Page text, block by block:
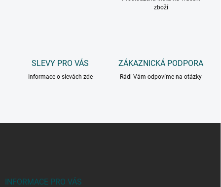
zboží
SLEVY PRO VÁS
Informace o slevách zde
ZÁKAZNICKÁ PODPORA
Rádi Vám odpovíme na otázky
INFORMACE PRO VÁS